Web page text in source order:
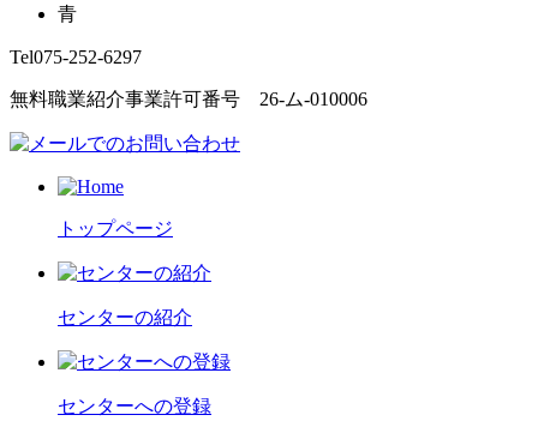
青
Tel075-252-6297
無料職業紹介事業許可番号 26-ム-010006
トップページ
センターの紹介
センターへの登録